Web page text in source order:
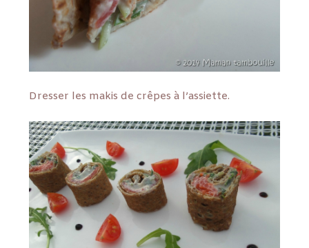
Dresser les makis de crêpes à l’assiette.